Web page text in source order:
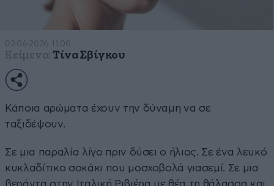
02·06·2026 11:00
Κείμενο: Τίνα Σβίγκου
Κάποια αρώματα έχουν την δύναμη να σε
ταξιδέψουν.
Σε μια παραλία λίγο πριν δύσει ο ήλιος. Σε ένα λευκό
κυκλαδίτικο σοκάκι που μοσχοβολά γιασεμί. Σε μια
βεράντα στην Ιταλική Ριβιέρα με θέα τη θάλασσα και